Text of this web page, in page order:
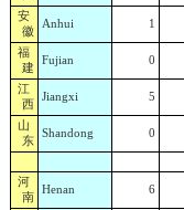
安
徽
Anhui 1
福
建
Fujian 0
江
西
Jiangxi 5
山
东
Shandong 0
河
南
Henan 6